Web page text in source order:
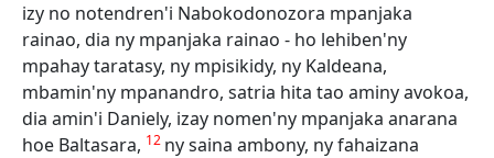
izy no notendren'i Nabokodonozora mpanjaka
rainao, dia ny mpanjaka rainao - ho lehiben'ny
mpahay taratasy, ny mpisikidy, ny Kaldeana,
mbamin'ny mpanandro, satria hita tao aminy avokoa,
dia amin'i Daniely, izay nomen'ny mpanjaka anarana
hoe Baltasara, 12 ny saina ambony, ny fahaizana